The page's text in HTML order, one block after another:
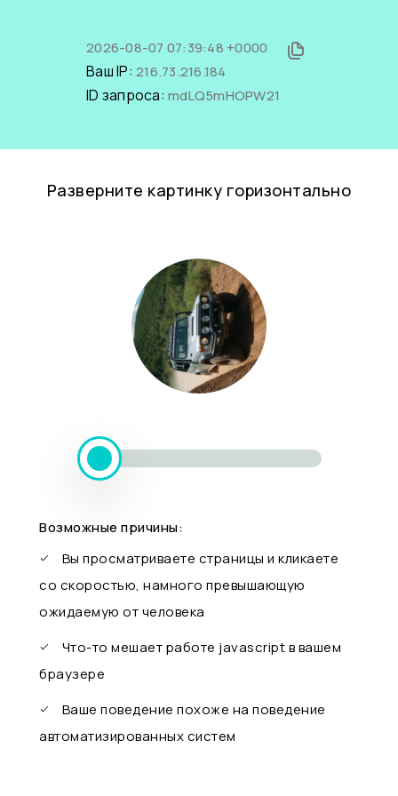
2026-08-07 07:39:48 +0000
Ваш IP: 216.73.216.184
ID запроса: mdLQ5mHOPW21
Разверните картинку горизонтально
Возможные причины:
Вы просматриваете страницы и кликаете
со скоростью, намного превышающую
ожидаемую от человека
Что-то мешает работе javascript в вашем
браузере
Ваше поведение похоже на поведение
автоматизированных систем